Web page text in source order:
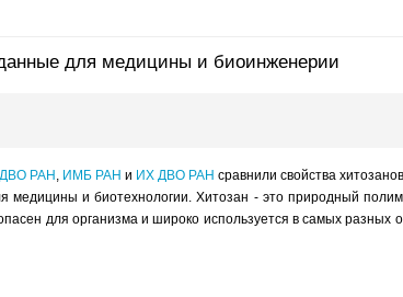
для медицины и биоинженерии
РАН, ИМБ РАН и ИХ ДВО РАН сравнили свойства
и биотехнологии. Хитозан - это природный
для организма и широко используется в самых разных